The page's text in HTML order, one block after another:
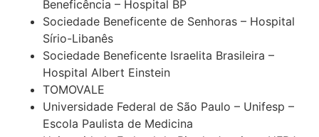
Beneficência – Hospital BP
Sociedade Beneficente de Senhoras – Hospital
Sírio-Libanês
Sociedade Beneficente Israelita Brasileira –
Hospital Albert Einstein
TOMOVALE
Universidade Federal de São Paulo – Unifesp –
Escola Paulista de Medicina